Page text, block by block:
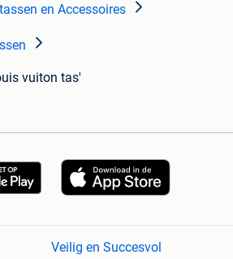
en Accessoires
vuiton tas'
Veilig en Succesvol